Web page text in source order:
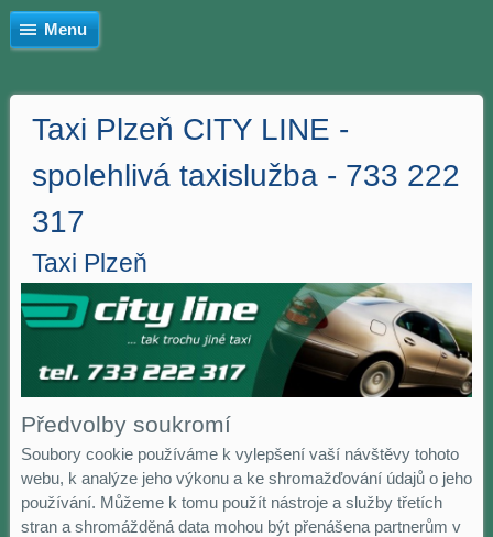
Menu
Taxi Plzeň CITY LINE -
spolehlivá taxislužba - 733 222
317
Taxi Plzeň
Předvolby soukromí
Soubory cookie používáme k vylepšení vaší návštěvy tohoto
webu, k analýze jeho výkonu a ke shromažďování údajů o jeho
používání. Můžeme k tomu použít nástroje a služby třetích
stran a shromážděná data mohou být přenášena partnerům v